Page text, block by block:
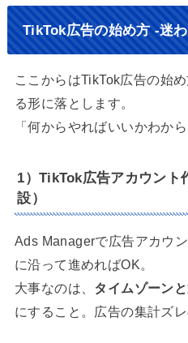
TikTok広告の始め方 -迷
ここからはTikTok広告の始
る形に落とします。
「何からやればいいかわか
1）TikTok広告アカウント
設）
Ads Managerで広告アカウ
に沿って進めればOK。
大事なのは、 タイムゾーン
にすること。広告の集計ズ